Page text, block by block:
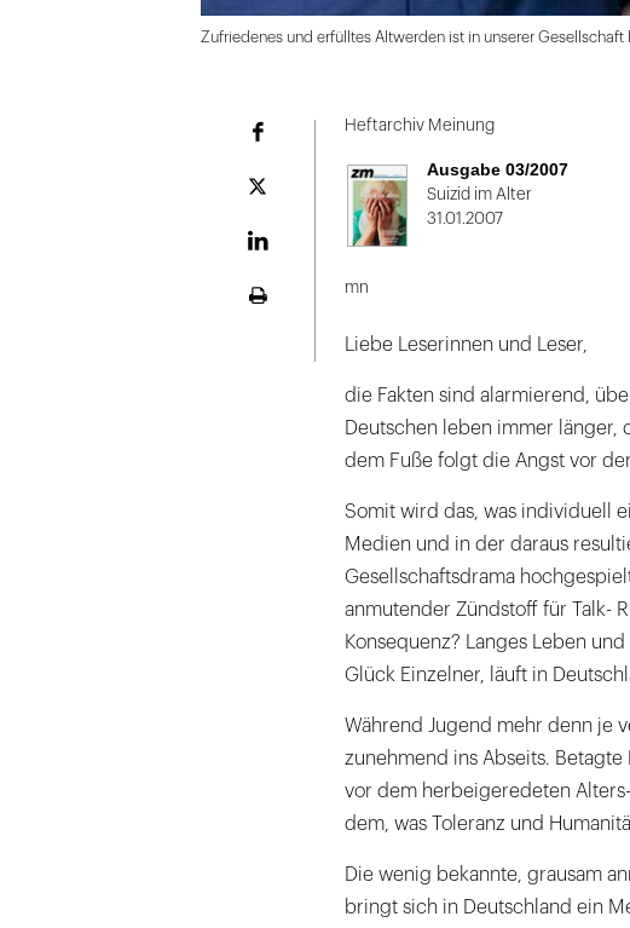
Zufriedenes und erfülltes Altwerden ist in unserer
Plattform
Heftarchiv Meinung
Ausgabe 03/2007
Suizid im Alter
31.01.2007
mn
Liebe Leserinnen und Leser,
die Fakten sind alarmierend,
Deutschen leben immer länger,
dem Fuße folgt die Angst vor
Somit wird das, was individuell
Medien und in der daraus
Gesellschaftsdrama
anmutender Zündstoff für Talk-
Konsequenz? Langes Leben
Glück Einzelner, läuft in
Während Jugend mehr denn je
zunehmend ins Abseits.
vor dem herbeigeredeten
dem, was Toleranz und
Die wenig bekannte, grausam
bringt sich in Deutschland ein